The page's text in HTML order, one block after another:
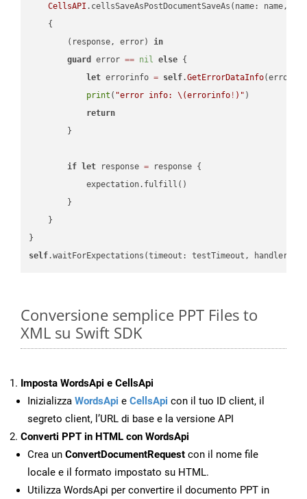
CellsAPI .cellsSaveAsPostDocumentSaveAs(name:
    {
        (response, error)
in
guard
error == nil else {
let errorinfo = self.GetErrorDataInfo(error:
print ( "error info: \(errorinfo ! ) " )
return
        }
if let response = response {
            expectation.fulfill()
        }
    }
self.waitForExpectations(timeout: testTimeout, handler:
Conversione semplice PPT Files to
XML su Swift SDK
Imposta WordsApi e CellsApi
Inizializza WordsApi e CellsApi con il tuo ID client, il
segreto client, l’URL di base e la versione API
Converti PPT in HTML con WordsApi
Crea un ConvertDocumentRequest con il nome file
locale e il formato impostato su HTML.
Utilizza WordsApi per convertire il documento PPT in